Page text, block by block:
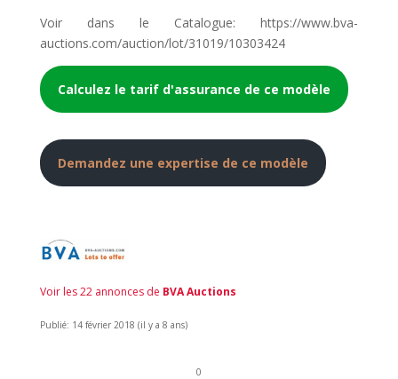
Voir dans le Catalogue: https://www.bva-
auctions.com/auction/lot/31019/10303424
Calculez le tarif d'assurance de ce modèle
Demandez une expertise de ce modèle
Voir les 22 annonces de BVA Auctions
Publié: 14 février 2018 (il y a 8 ans)
0